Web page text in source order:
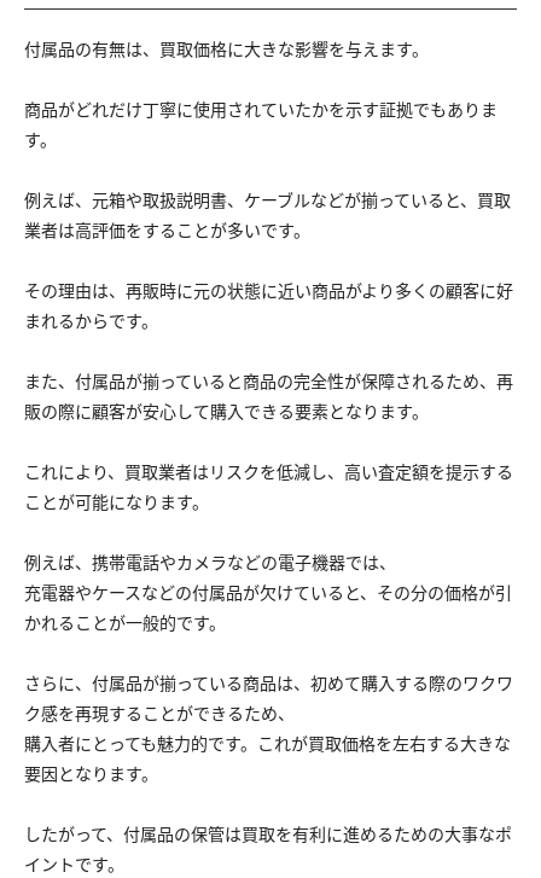
付属品の有無は、買取価格に大きな影響を与えます。
商品がどれだけ丁寧に使用されていたかを示す証拠でもありま
す。
例えば、元箱や取扱説明書、ケーブルなどが揃っていると、買取
業者は高評価をすることが多いです。
その理由は、再販時に元の状態に近い商品がより多くの顧客に好
まれるからです。
また、付属品が揃っていると商品の完全性が保障されるため、再
販の際に顧客が安心して購入できる要素となります。
これにより、買取業者はリスクを低減し、高い査定額を提示する
ことが可能になります。
例えば、携帯電話やカメラなどの電子機器では、
充電器やケースなどの付属品が欠けていると、その分の価格が引
かれることが一般的です。
さらに、付属品が揃っている商品は、初めて購入する際のワクワ
ク感を再現することができるため、
購入者にとっても魅力的です。これが買取価格を左右する大きな
要因となります。
したがって、付属品の保管は買取を有利に進めるための大事なポ
イントです。